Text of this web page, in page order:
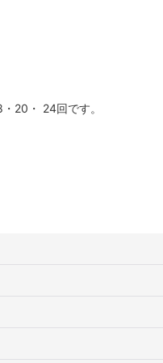
20・ 24回です。